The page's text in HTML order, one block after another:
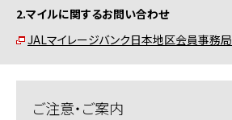
2.マイルに関するお問い合わせ
JALマイレージバンク日本地区会員事務局
ご注意・ご案内